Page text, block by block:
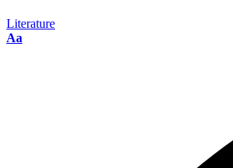
Literature
Aa